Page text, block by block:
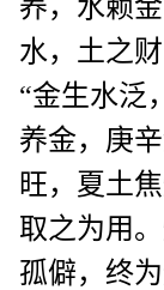
养，水赖
水，土之
“金生水泛
养金，庚
旺，夏土
取之为用
孤僻，终